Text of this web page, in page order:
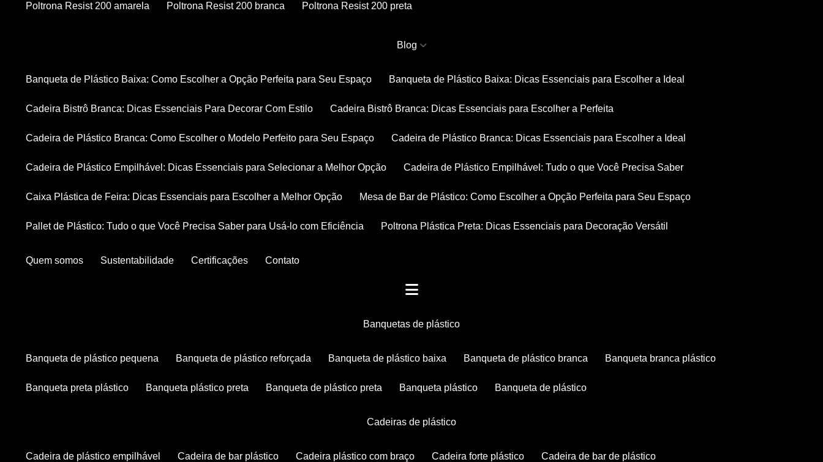
Poltrona Resist 200 amarela Poltrona Resist 200 branca Poltrona Resist 200 preta
Blog
Banqueta de Plástico Baixa: Como Escolher a Opção Perfeita para Seu Espaço Banqueta de Plástico Baixa: Dicas Essenciais para Escolher a Ideal
Cadeira Bistrô Branca: Dicas Essenciais Para Decorar Com Estilo Cadeira Bistrô Branca: Dicas Essenciais para Escolher a Perfeita
Cadeira de Plástico Branca: Como Escolher o Modelo Perfeito para Seu Espaço Cadeira de Plástico Branca: Dicas Essenciais para Escolher a Ideal
Cadeira de Plástico Empilhável: Dicas Essenciais para Selecionar a Melhor Opção Cadeira de Plástico Empilhável: Tudo o que Você Precisa Saber
Caixa Plástica de Feira: Dicas Essenciais para Escolher a Melhor Opção Mesa de Bar de Plástico: Como Escolher a Opção Perfeita para Seu Espaço
Pallet de Plástico: Tudo o que Você Precisa Saber para Usá-lo com Eficiência Poltrona Plástica Preta: Dicas Essenciais para Decoração Versátil
Quem somos Sustentabilidade Certificações Contato
banquetas de plástico
banqueta de plástico pequena banqueta de plástico reforçada banqueta de plástico baixa banqueta de plástico branca banqueta branca plástico
banqueta preta plástico banqueta plástico preta banqueta de plástico preta banqueta plástico banqueta de plástico
cadeiras de plástico
cadeira de plástico empilhável cadeira de bar plástico cadeira plástico com braço cadeira forte plástico cadeira de bar de plástico